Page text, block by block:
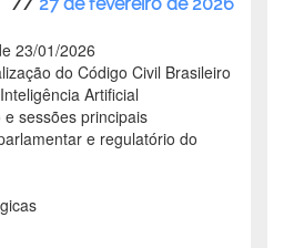
// 27 de fevereiro de 2026
23/01/2026
do Código Civil Brasileiro
Artificial
sessões principais
e regulatório do